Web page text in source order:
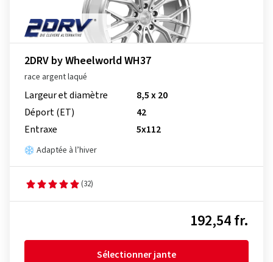
2DRV by Wheelworld WH37
race argent laqué
Largeur et diamètre
8,5 x 20
Déport (ET)
42
Entraxe
5x112
Adaptée à l’hiver
(32)
192,54 fr.
Sélectionner jante